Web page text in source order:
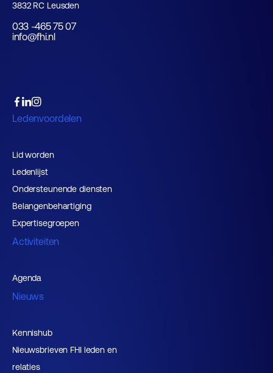
3832 RC Leusden
033 -465 75 07
info@fhi.nl
Ledenvoordelen
Lid worden
Ledenlijst
Ondersteunende diensten
Belangenbehartiging
Expertisegroepen
Activiteiten
Agenda
Nieuws
Kennishub
Nieuwsbrieven FHI leden en
relaties